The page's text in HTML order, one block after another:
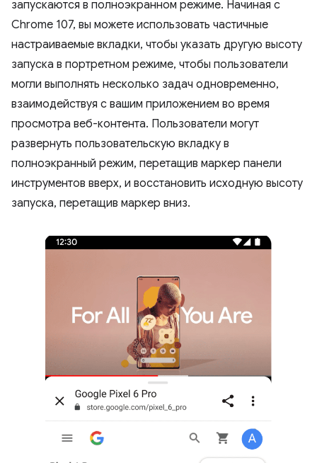
запускаются в полноэкранном режиме. Начиная с
Chrome 107, вы можете использовать частичные
настраиваемые вкладки, чтобы указать другую высоту
запуска в портретном режиме, чтобы пользователи
могли выполнять несколько задач одновременно,
взаимодействуя с вашим приложением во время
просмотра веб-контента. Пользователи могут
развернуть пользовательскую вкладку в
полноэкранный режим, перетащив маркер панели
инструментов вверх, и восстановить исходную высоту
запуска, перетащив маркер вниз.